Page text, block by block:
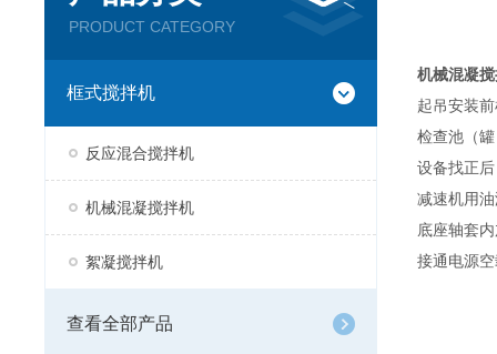
PRODUCT CATEGORY
框式搅拌机
反应混合搅拌机
机械混凝搅拌机
絮凝搅拌机
查看全部产品
机械混凝
起吊安装
检查池（
设备找正
减速机用
底座轴套
接通电源